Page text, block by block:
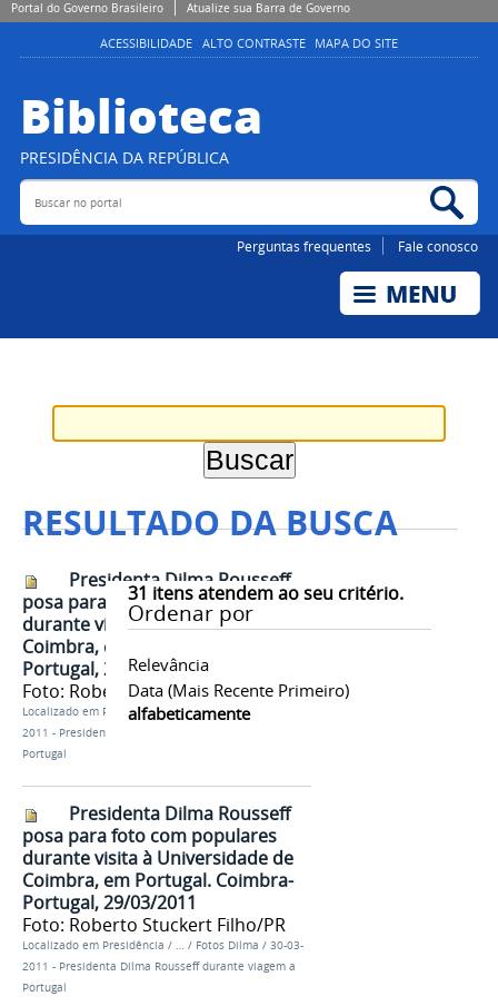
Portal do Governo Brasileiro Atualize sua Barra de Governo
ACESSIBILIDADE ALTO CONTRASTE MAPA DO SITE
Biblioteca
PRESIDÊNCIA DA REPÚBLICA
Buscar no portal
Perguntas frequentes Fale conosco
RESULTADO DA BUSCA
31 itens atendem ao seu critério.
Ordenar por
Relevância
Data (mais Recente Primeiro)
alfabeticamente
Presidenta Dilma Rousseff
posa para foto com populares
durante visita à Universidade de
Coimbra, em Portugal. Coimbra-
Portugal, 29/03/2011
Foto: Roberto Stuckert Filho/PR
Localizado em Presidência /…/Fotos Dilma
2011 - Presidenta Dilma Rousseff durante viagem a
Portugal
Presidenta Dilma Rousseff
posa para foto com populares
durante visita à Universidade de
Coimbra, em Portugal. Coimbra-
Portugal, 29/03/2011
Foto: Roberto Stuckert Filho/PR
Localizado em Presidência / / Fotos Dilma / 30-03-
2011 - Presidenta Dilma Rousseff durante viagem a
Portugal